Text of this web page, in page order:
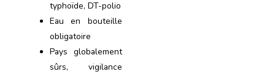
typhoïde, DT-polio
Eau en bouteille
obligatoire
Pays globalement
sûrs, vigilance